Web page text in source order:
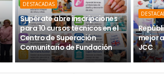
DESTACADAS
Supérate abre inscripciones
para 10 cursos técnicos en el
Centro de Superación
Comunitario de Fundación
mejor
JCC